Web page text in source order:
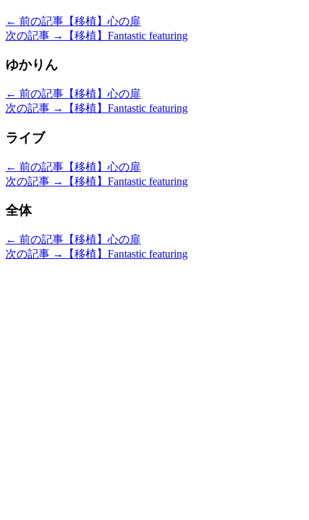
← 前の記事 【移植】心の扉
次の記事 →
【移植】Fantastic featuring
ゆかりん
← 前の記事 【移植】心の扉
次の記事 →
【移植】Fantastic featuring
ライブ
← 前の記事 【移植】心の扉
次の記事 →
【移植】Fantastic featuring
全体
← 前の記事 【移植】心の扉
次の記事 →
【移植】Fantastic featuring